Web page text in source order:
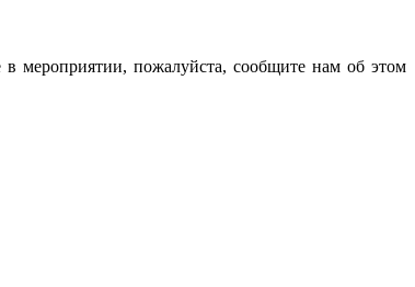
мероприятии, пожалуйста, сообщите нам об этом